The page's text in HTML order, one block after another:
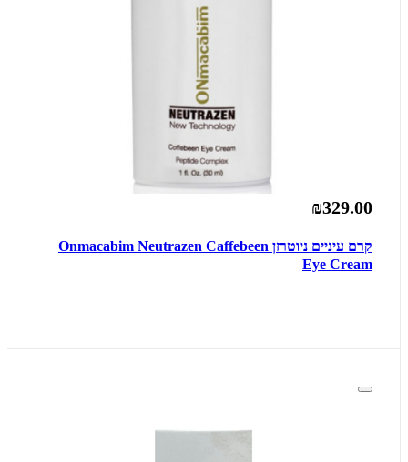
₪329.00
קרם עיניים ניוטרזן Onmacabim Neutrazen Caffebeen
Eye Cream